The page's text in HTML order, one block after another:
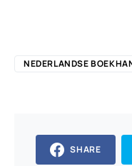
NEDERLANDSE
SHARE